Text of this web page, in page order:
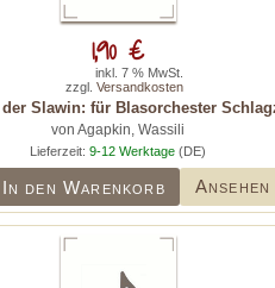
Slawin: für Blasorchester
von Agapkin, Wassili
Lieferzeit: 9-12 Werktage (DE)
In den Warenkorb Ansehen
1,90 €
inkl. 7 % MwSt.
zzgl. Versandkosten